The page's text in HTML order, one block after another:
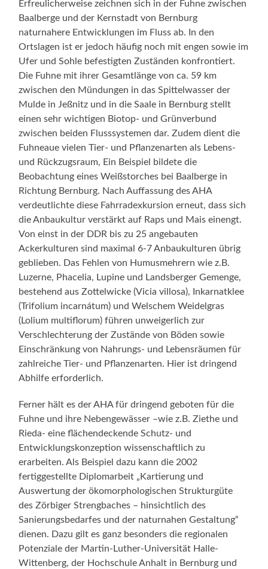
Erfreulicherweise zeichnen sich in der Fuhne zwischen
Baalberge und der Kernstadt von Bernburg
naturnahere Entwicklungen im Fluss ab. In den
Ortslagen ist er jedoch häufig noch mit engen sowie im
Ufer und Sohle befestigten Zuständen konfrontiert.
Die Fuhne mit ihrer Gesamtlänge von ca. 59 km
zwischen den Mündungen in das Spittelwasser der
Mulde in Jeßnitz und in die Saale in Bernburg stellt
einen sehr wichtigen Biotop- und Grünverbund
zwischen beiden Flusssystemen dar. Zudem dient die
Fuhneaue vielen Tier- und Pflanzenarten als Lebens-
und Rückzugsraum, Ein Beispiel bildete die
Beobachtung eines Weißstorches bei Baalberge in
Richtung Bernburg. Nach Auffassung des AHA
verdeutlichte diese Fahrradexkursion erneut, dass sich
die Anbaukultur verstärkt auf Raps und Mais einengt.
Von einst in der DDR bis zu 25 angebauten
Ackerkulturen sind maximal 6-7 Anbaukulturen übrig
geblieben. Das Fehlen von Humusmehrern wie z.B.
Luzerne, Phacelia, Lupine und Landsberger Gemenge,
bestehend aus Zottelwicke (Vicia villosa), Inkarnatklee
(Trifolium incarnátum) und Welschem Weidelgras
(Lolium multiflorum) führen unweigerlich zur
Verschlechterung der Zustände von Böden sowie
Einschränkung von Nahrungs- und Lebensräumen für
zahlreiche Tier- und Pflanzenarten. Hier ist dringend
Abhilfe erforderlich.
Ferner hält es der AHA für dringend geboten für die
Fuhne und ihre Nebengewässer –wie z.B. Ziethe und
Rieda- eine flächendeckende Schutz- und
Entwicklungskonzeption wissenschaftlich zu
erarbeiten. Als Beispiel dazu kann die 2002
fertiggestellte Diplomarbeit „Kartierung und
Auswertung der ökomorphologischen Strukturgüte
des Zörbiger Strengbaches – hinsichtlich des
Sanierungsbedarfes und der naturnahen Gestaltung“
dienen. Dazu gilt es ganz besonders die regionalen
Potenziale der Martin-Luther-Universität Halle-
Wittenberg, der Hochschule Anhalt in Bernburg und